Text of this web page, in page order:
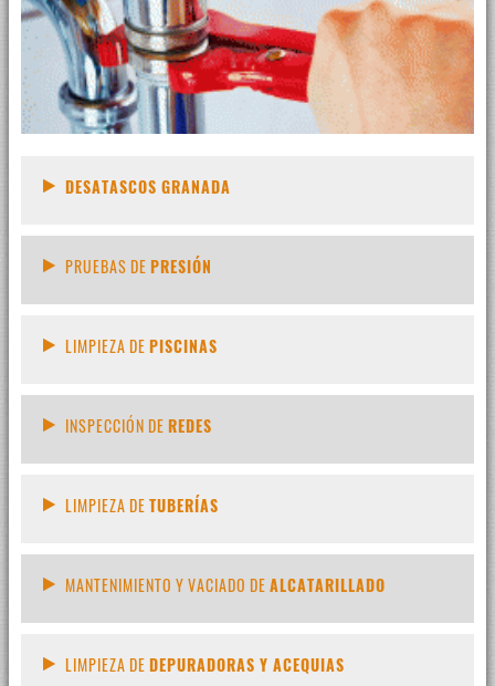
DESATASCOS GRANADA
PRUEBAS DEPRESIÓN
LIMPIEZA DEPISCINAS
INSPECCIÓN DEREDES
LIMPIEZA DETUBERÍAS
MANTENIMIENTO Y VACIADO DEALCATARILLADO
LIMPIEZA DEDEPURADORAS Y ACEQUIAS